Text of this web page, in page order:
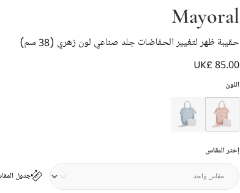
Mayoral
حقيبة ظهر لتغيير الحفاضات جلد صناعي لون زهري (38 سم)
UK£ 85.00
اللون
إختر المقاس
جدول